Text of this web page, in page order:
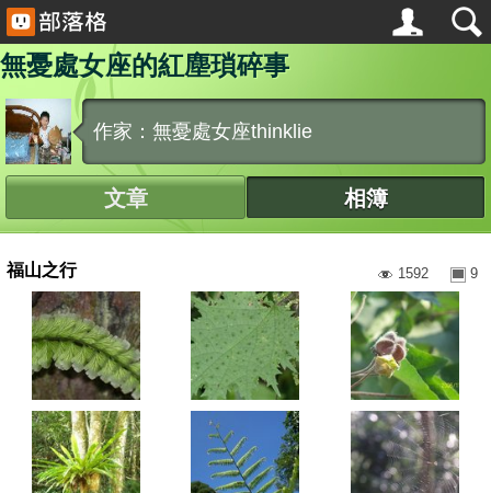
無憂處女座的紅塵瑣碎事
作家：無憂處女座thinklie
文章 相簿
福山之行 9
1592